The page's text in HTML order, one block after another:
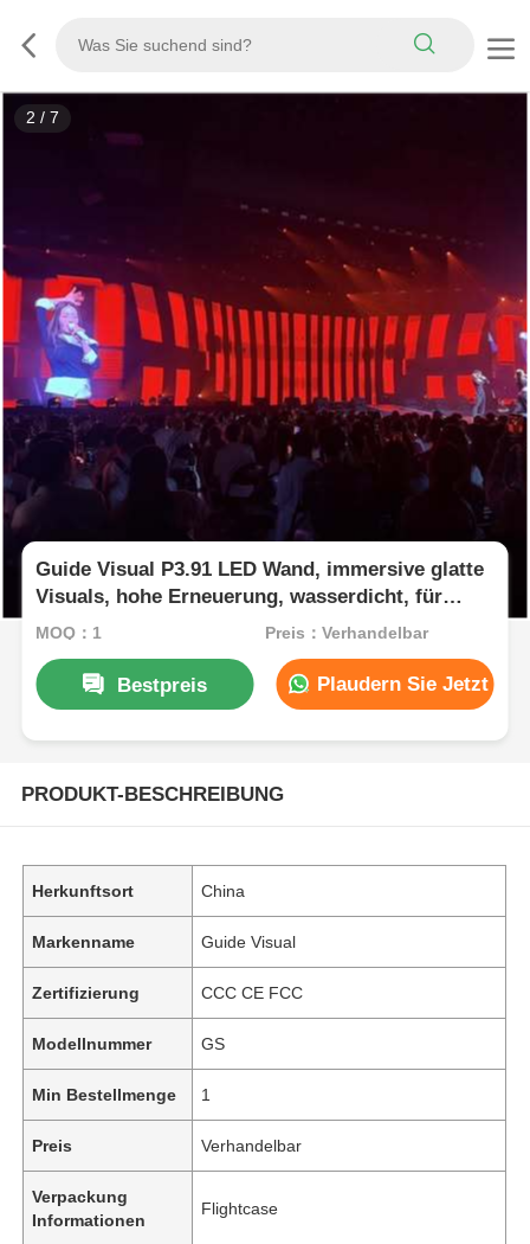
2 / 7
Guide Visual P3.91 LED Wand, immersive glatte
Visuals, hohe Erneuerung, wasserdicht, für
Bühnenwirkung gebaut
MOQ：1 Preis：Verhandelbar
Bestpreis Plaudern Sie Jetzt
PRODUKT-BESCHREIBUNG
Herkunftsort China
Markenname Guide Visual
Zertifizierung CCC CE FCC
Modellnummer GS
Min Bestellmenge 1
Preis Verhandelbar
Verpackung
Informationen
Flightcase